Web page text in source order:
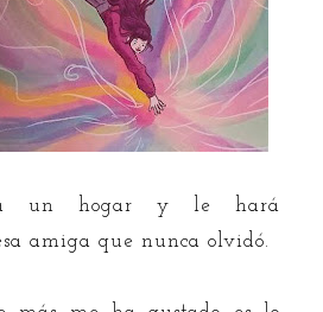
un hogar y le hará
amiga que nunca olvidó.